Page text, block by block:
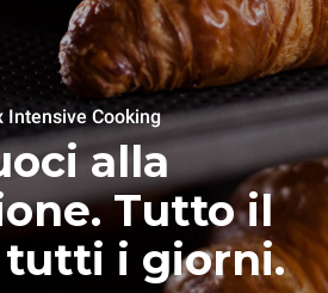
Intensive Cooking
alla
Tutto il
i giorni.